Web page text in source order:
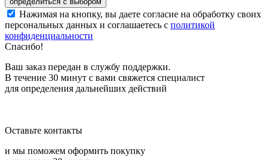
Нажимая на кнопку, вы даете согласие на обработку своих
персональных данных и соглашаетесь с политикой
конфиденциальности
Спасибо!
Ваш заказ передан в службу поддержки.
В течение 30 минут с вами свяжется специалист
для определения дальнейших действий
Оставьте контакты
и мы поможем оформить покупку